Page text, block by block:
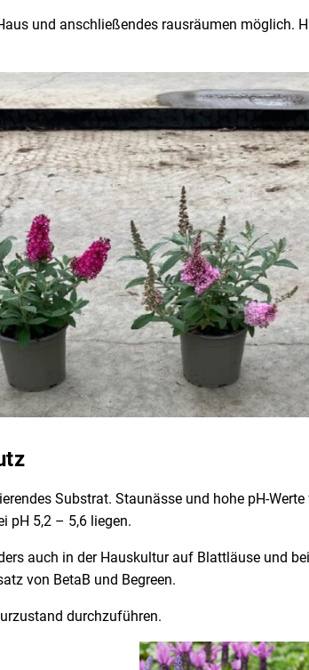
und anschließendes rausräumen möglich.
Substrat. Staunässe und hohe pH-
pH 5,2 – 5,6 liegen.
auch in der Hauskultur auf Blattläuse und
von BetaB und Begreen.
durchzuführen.